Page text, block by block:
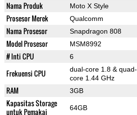
Nama Produk Moto X Style
Prosesor Merek Qualcomm
Nama Prosesor Snapdragon 808
Model Prosesor MSM8992
# Inti CPU 6
Frekuensi CPU
dual-core 1.8 & quad-
core 1.44 GHz
RAM 3GB
Kapasitas Storage
untuk Pemakai
64GB